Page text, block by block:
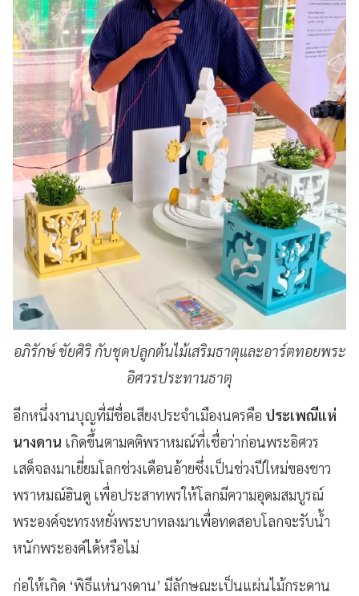
อภิรักษ์ ชัยศิริ กับชุดปลูกต้นไม้เสริมธาตุและอาร์ตทอยพระ
อิศวรประทานธาตุ
อีกหนึ่งงานบุญที่มีชื่อเสียงประจำเมืองนครคือ ประเพณีแห่
นางดาน เกิดขึ้นตามคติพราหมณ์ที่เชื่อว่าก่อนพระอิศวร
เสด็จลงมาเยี่ยมโลกช่วงเดือนอ้ายซึ่งเป็นช่วงปีใหม่ของชาว
พราหมณ์ฮินดู เพื่อประสาทพรให้โลกมีความอุดมสมบูรณ์
พระองค์จะทรงหยั่งพระบาทลงมาเพื่อทดสอบโลกจะรับน้ำ
หนักพระองค์ได้หรือไม่
ก่อให้เกิด ‘พิธีแห่นางดาน’ มีลักษณะเป็นแผ่นไม้กระดาน